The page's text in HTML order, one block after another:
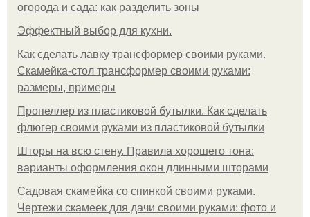
огорода и сада: как разделить зоны
Эффектный выбор для кухни.
Как сделать лавку трансформер своими руками.
Скамейка-стол трансформер своими руками:
размеры, примеры
Пропеллер из пластиковой бутылки. Как сделать
флюгер своими руками из пластиковой бутылки
Шторы на всю стену. Правила хорошего тона:
варианты оформления окон длинными шторами
Садовая скамейка со спинкой своими руками.
Чертежи скамеек для дачи своими руками: фото и